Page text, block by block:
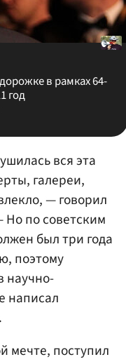
в рамках 64-
год
вся эта
галереи,
— говорил
Но по советским
был три года
поэтому
научно-
написал
мечте, поступил